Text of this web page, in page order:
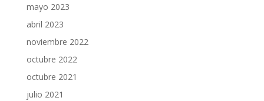
mayo 2023
abril 2023
noviembre 2022
octubre 2022
octubre 2021
julio 2021